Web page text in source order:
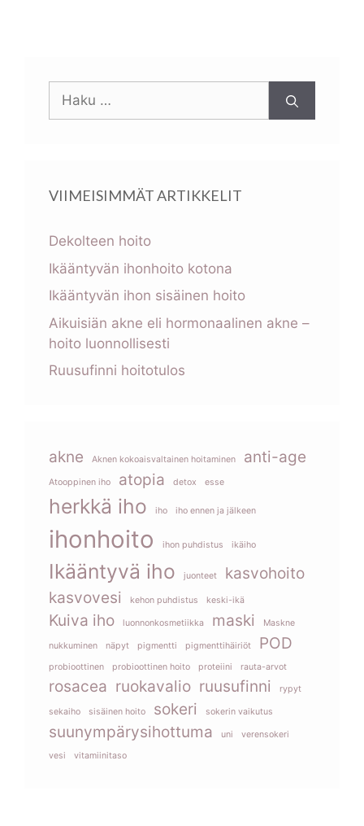
Haku:
VIIMEISIMMÄT ARTIKKELIT
Dekolteen hoito
Ikääntyvän ihonhoito kotona
Ikääntyvän ihon sisäinen hoito
Aikuisiän akne eli hormonaalinen akne –
hoito luonnollisesti
Ruusufinni hoitotulos
akne Aknen kokoaisvaltainen hoitaminen anti-age
Atooppinen iho atopia detox esse
herkkä iho iho iho ennen ja jälkeen
ihonhoito ihon puhdistus ikäiho
Ikääntyvä iho juonteet
kasvohoito
kasvovesi
kehon puhdistus keski-ikä
Kuiva iho luonnonkosmetiikka maski Maskne
nukkuminen näpyt pigmentti pigmenttihäiriöt POD
probioottinen probioottinen hoito proteiini rauta-arvot
rosacea ruokavalio ruusufinni rypyt
sekaiho sisäinen hoito sokeri sokerin vaikutus
suunympärysihottuma uni
verensokeri
vesi
vitamiinitaso